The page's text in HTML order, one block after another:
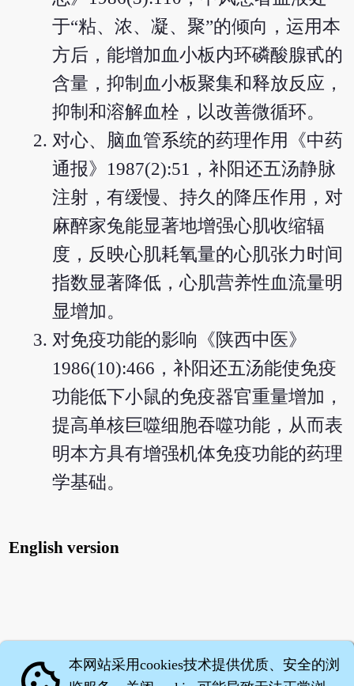
于“粘、浓、凝、聚”的倾向，运用本
方后，能增加血小板内环磷酸腺甙的
含量，抑制血小板聚集和释放反应，
抑制和溶解血栓，以改善微循环。
对心、脑血管系统的药理作用《中药
通报》1987(2):51，补阳还五汤静脉
注射，有缓慢、持久的降压作用，对
麻醉家兔能显著地增强心肌收缩辐
度，反映心肌耗氧量的心肌张力时间
指数显著降低，心肌营养性血流量明
显增加。
对免疫功能的影响《陕西中医》
1986(10):466，补阳还五汤能使免疫
功能低下小鼠的免疫器官重量增加，
提高单核巨噬细胞吞噬功能，从而表
明本方具有增强机体免疫功能的药理
学基础。
English version
本网站采用cookies技术提供优质、安全的浏